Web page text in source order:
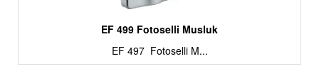
EF 499 Fotoselli Musluk
EF 497 Fotoselli M...